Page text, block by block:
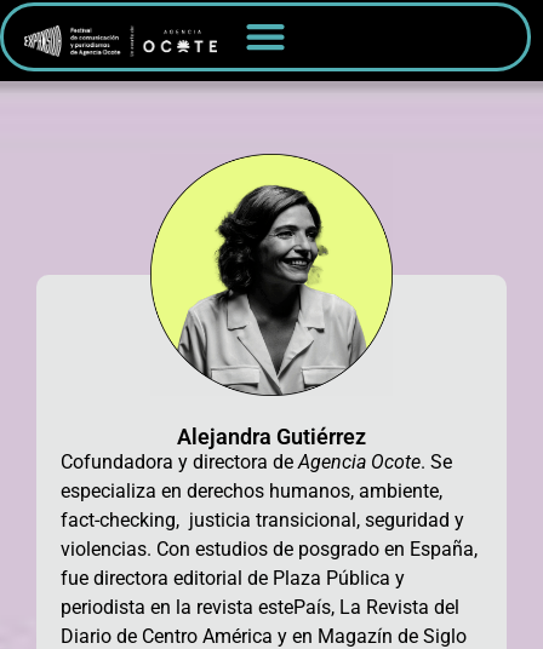
Alejandra Gutiérrez
Cofundadora y directora de Agencia Ocote. Se
especializa en derechos humanos, ambiente,
fact-checking, justicia transicional, seguridad y
violencias. Con estudios de posgrado en España,
fue directora editorial de Plaza Pública y
periodista en la revista estePaís, La Revista del
Diario de Centro América y en Magazín de Siglo